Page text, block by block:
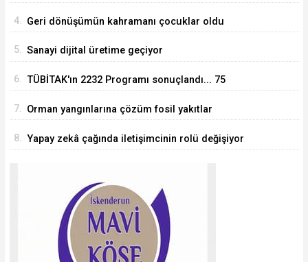
4. Geri dönüşümün kahramanı çocuklar oldu
5. Sanayi dijital üretime geçiyor
6. TÜBİTAK'ın 2232 Programı sonuçlandı... 75
7. Orman yangınlarına çözüm fosil yakıtlar
8. Yapay zekâ çağında iletişimcinin rolü değişiyor